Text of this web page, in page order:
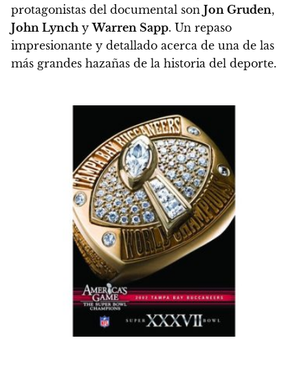
protagonistas del documental son Jon Gruden,
John LynchyWarren Sapp. Un repaso
impresionante y detallado acerca de una de las
más grandes hazañas de la historia del deporte.